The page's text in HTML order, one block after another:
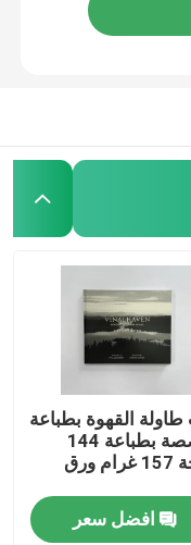
طاولة القهوة بطباعة
مخصصة بطباعة 144
صفحة 157 غرام ورق
افضل سعر